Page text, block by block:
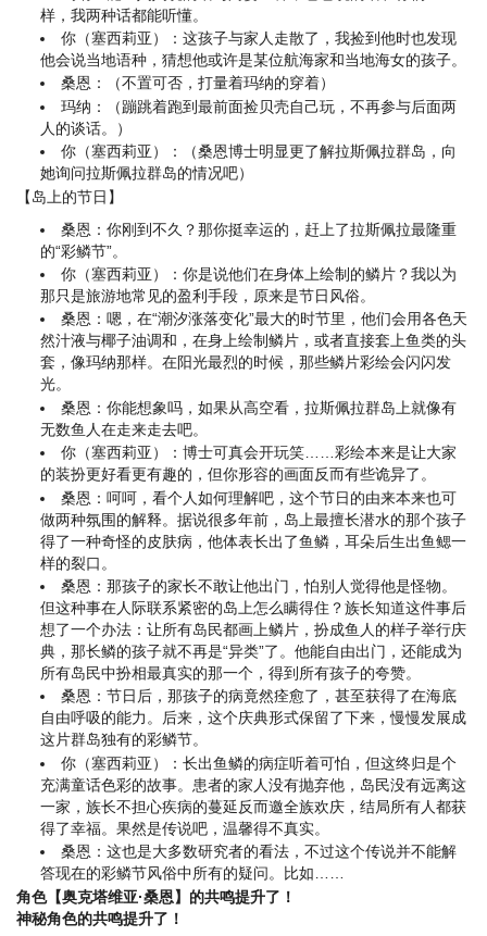
样，我两种话都能听懂。
你（塞西莉亚）：这孩子与家人走散了，我捡到他时也发现
他会说当地语种，猜想他或许是某位航海家和当地海女的孩子。
桑恩：（不置可否，打量着玛纳的穿着）
玛纳：（蹦跳着跑到最前面捡贝壳自己玩，不再参与后面两
人的谈话。）
你（塞西莉亚）：（桑恩博士明显更了解拉斯佩拉群岛，向
她询问拉斯佩拉群岛的情况吧）
【岛上的节日】
桑恩：你刚到不久？那你挺幸运的，赶上了拉斯佩拉最隆重
的“彩鳞节”。
你（塞西莉亚）：你是说他们在身体上绘制的鳞片？我以为
那只是旅游地常见的盈利手段，原来是节日风俗。
桑恩：嗯，在“潮汐涨落变化”最大的时节里，他们会用各色天
然汁液与椰子油调和，在身上绘制鳞片，或者直接套上鱼类的头
套，像玛纳那样。在阳光最烈的时候，那些鳞片彩绘会闪闪发
光。
桑恩：你能想象吗，如果从高空看，拉斯佩拉群岛上就像有
无数鱼人在走来走去吧。
你（塞西莉亚）：博士可真会开玩笑……彩绘本来是让大家
的装扮更好看更有趣的，但你形容的画面反而有些诡异了。
桑恩：呵呵，看个人如何理解吧，这个节日的由来本来也可
做两种氛围的解释。据说很多年前，岛上最擅长潜水的那个孩子
得了一种奇怪的皮肤病，他体表长出了鱼鳞，耳朵后生出鱼鳃一
样的裂口。
桑恩：那孩子的家长不敢让他出门，怕别人觉得他是怪物。
但这种事在人际联系紧密的岛上怎么瞒得住？族长知道这件事后
想了一个办法：让所有岛民都画上鳞片，扮成鱼人的样子举行庆
典，那长鳞的孩子就不再是“异类”了。他能自由出门，还能成为
所有岛民中扮相最真实的那一个，得到所有孩子的夸赞。
桑恩：节日后，那孩子的病竟然痊愈了，甚至获得了在海底
自由呼吸的能力。后来，这个庆典形式保留了下来，慢慢发展成
这片群岛独有的彩鳞节。
你（塞西莉亚）：长出鱼鳞的病症听着可怕，但这终归是个
充满童话色彩的故事。患者的家人没有抛弃他，岛民没有远离这
一家，族长不担心疾病的蔓延反而邀全族欢庆，结局所有人都获
得了幸福。果然是传说吧，温馨得不真实。
桑恩：这也是大多数研究者的看法，不过这个传说并不能解
答现在的彩鳞节风俗中所有的疑问。比如……
角色【奥克塔维亚·桑恩】的共鸣提升了！
神秘角色的共鸣提升了！